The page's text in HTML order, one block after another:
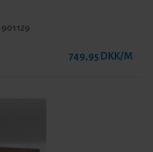
901129
749,95 DKK/M